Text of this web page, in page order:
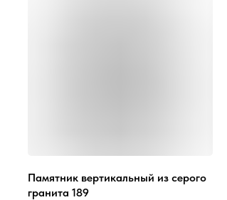
Памятник вертикальный из серого
гранита 189